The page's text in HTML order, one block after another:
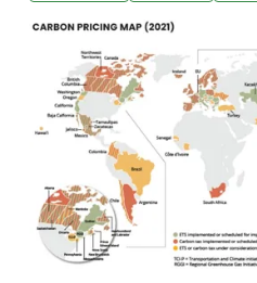
以及資源被過度耗用與破壞
「無法販售」的價值，也開
System Service）定價的討
生態系統服務的價值來說，
與生態量化數據，包括：地
去除與轉化、野生動物多樣
休閒娛樂等等功能轉化其價
觀，所以要估算生態系統服
間，人們開始對自然的價值
Nature and The Nature